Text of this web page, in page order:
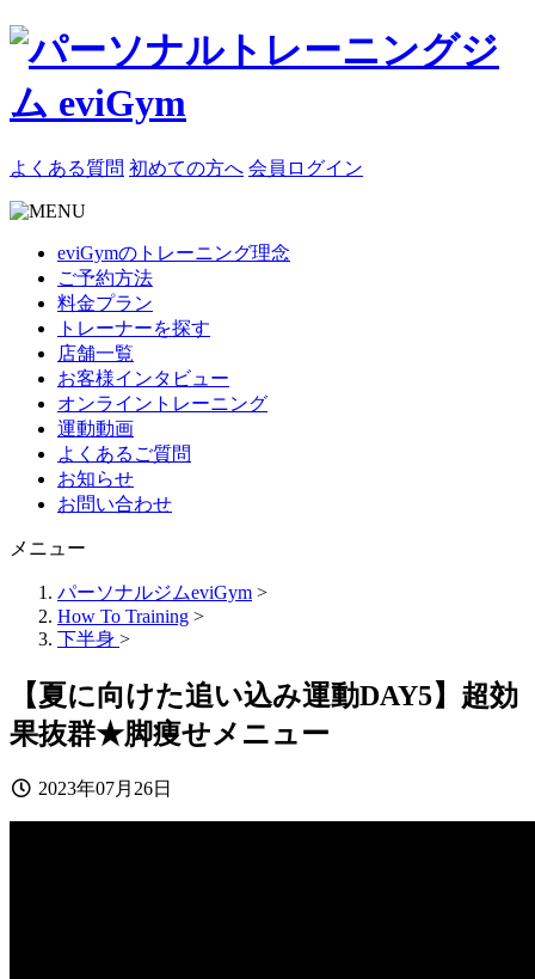
よくある質問 初めての方へ 会員ログイン
eviGymのトレーニング理念
ご予約方法
料金プラン
トレーナーを探す
店舗一覧
お客様インタビュー
オンライントレーニング
運動動画
よくあるご質問
お知らせ
お問い合わせ
メニュー
パーソナルジムeviGym >
How To Training >
下半身 >
【夏に向けた追い込み運動DAY5】超効
果抜群★脚痩せメニュー
2023年07月26日